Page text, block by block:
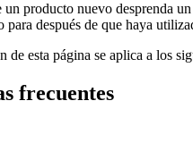
un producto nuevo desprenda
para después de que haya
de esta página se aplica a los
frecuentes